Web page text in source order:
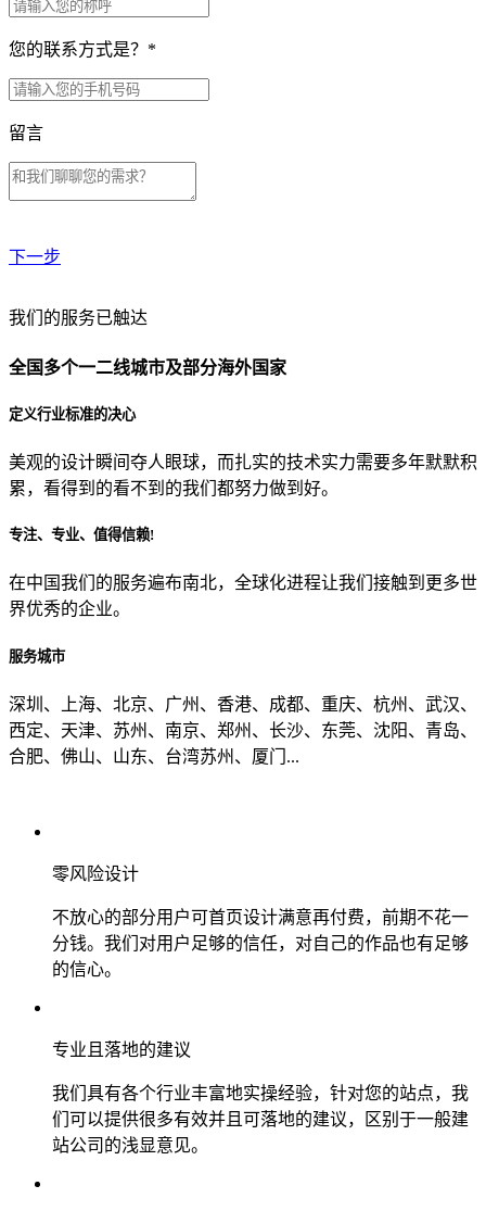
您的联系方式是？ *
留言
下一步
贵公司预算范围是？
贵公司的团队规模是？
目前主要的营销渠道是？
我们的服务已触达
全国多个一二线城市及部分海外国家
定义行业标准的决心
美观的设计瞬间夺人眼球，而扎实的技术实力需要多年默默积
累，看得到的看不到的我们都努力做到好。
专注、专业、值得信赖!
在中国我们的服务遍布南北，全球化进程让我们接触到更多世
界优秀的企业。
服务城市
深圳、上海、北京、广州、香港、成都、重庆、杭州、武汉、
西定、天津、苏州、南京、郑州、长沙、东莞、沈阳、青岛、
合肥、佛山、山东、台湾苏州、厦门...
零风险设计
不放心的部分用户可首页设计满意再付费，前期不花一
分钱。我们对用户足够的信任，对自己的作品也有足够
的信心。
专业且落地的建议
我们具有各个行业丰富地实操经验，针对您的站点，我
们可以提供很多有效并且可落地的建议，区别于一般建
站公司的浅显意见。